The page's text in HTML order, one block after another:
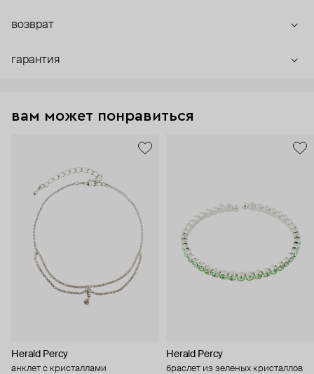
возврат
гарантия
вам может понравиться
Herald Percy
анклет с кристаллами
Herald Percy
браслет из зеленых кристаллов